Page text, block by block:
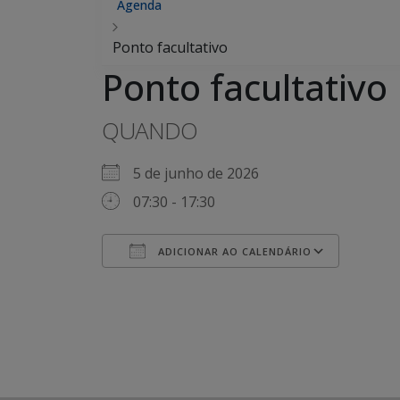
Agenda
Ponto facultativo
Ponto facultativo
QUANDO
5 de junho de 2026
07:30 - 17:30
ADICIONAR AO CALENDÁRIO